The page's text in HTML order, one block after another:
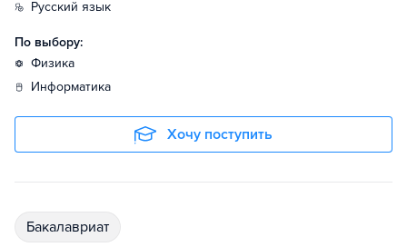
русский язык
По выбору:
физика
информатика
Хочу поступить
бакалавриат